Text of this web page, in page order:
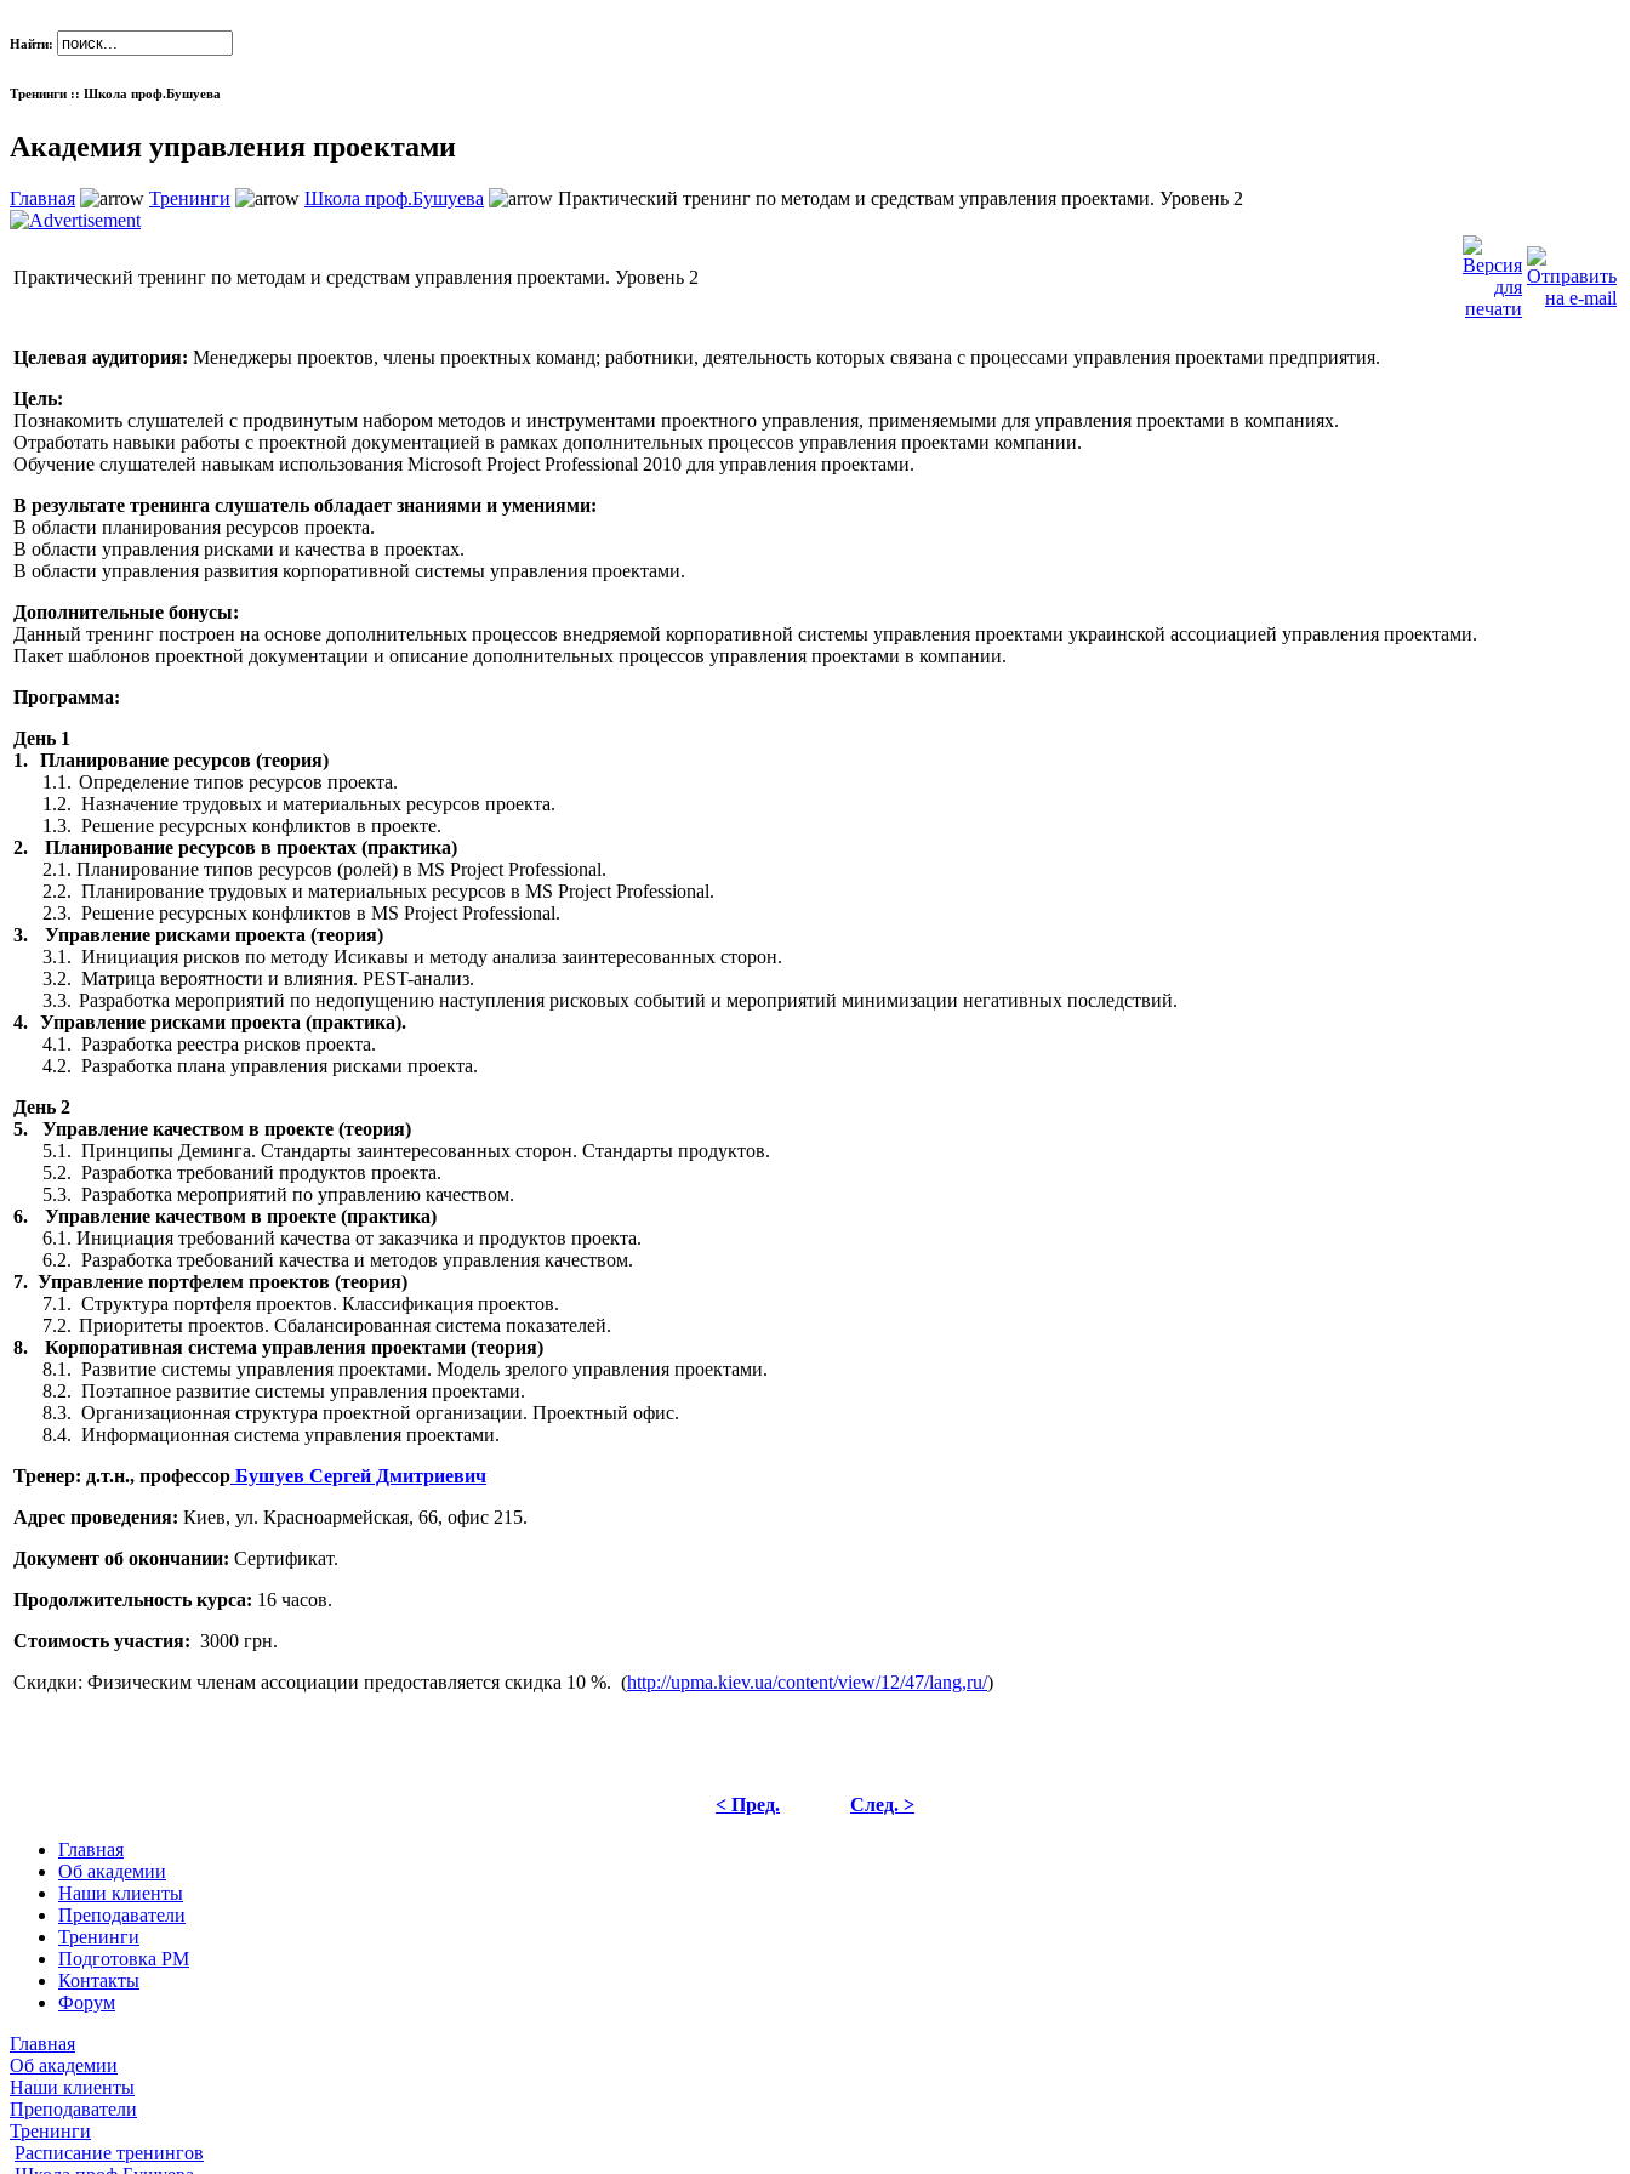
Найти:
Тренинги :: Школа проф.Бушуева
Академия управления проектами
Главная Тренинги Школа проф.Бушуева Практический тренинг по методам и средствам управления проектами. Уровень 2
Практический тренинг по методам и средствам управления проектами. Уровень 2
Целевая аудитория: Менеджеры проектов, члены проектных команд; работники, деятельность которых связана с процессами управления проектами предприятия.
Цель:
Познакомить слушателей с продвинутым набором методов и инструментами проектного управления, применяемыми для управления проектами в компаниях.
Отработать навыки работы с проектной документацией в рамках дополнительных процессов управления проектами компании.
Обучение слушателей навыкам использования Microsoft Project Professional 2010 для управления проектами.
В результате тренинга слушатель обладает знаниями и умениями:
В области планирования ресурсов проекта.
В области управления рисками и качества в проектах.
В области управления развития корпоративной системы управления проектами.
Дополнительные бонусы:
Данный тренинг построен на основе дополнительных процессов внедряемой корпоративной системы управления проектами украинской ассоциацией управления проектами.
Пакет шаблонов проектной документации и описание дополнительных процессов управления проектами в компании.
Программа:
День 1
1. Планирование ресурсов (теория)
1.1. Определение типов ресурсов проекта.
1.2. Назначение трудовых и материальных ресурсов проекта.
1.3. Решение ресурсных конфликтов в проекте.
2.
Планирование ресурсов в проектах (практика)
2.1. Планирование типов ресурсов (ролей) в MS Project Professional.
2.2. Планирование трудовых и материальных ресурсов в MS Project Professional.
2.3. Решение ресурсных конфликтов в MS Project Professional.
3.
Управление рисками проекта (теория)
3.1. Инициация рисков по методу Исикавы и методу анализа заинтересованных сторон.
3.2. Матрица вероятности и влияния. PEST-анализ.
3.3. Разработка мероприятий по недопущению наступления рисковых событий и мероприятий минимизации негативных последствий.
4. Управление рисками проекта (практика).
4.1. Разработка реестра рисков проекта.
4.2. Разработка плана управления рисками проекта.
День 2
5.
Управление качеством в проекте (теория)
5.1. Принципы Деминга. Стандарты заинтересованных сторон. Стандарты продуктов.
5.2. Разработка требований продуктов проекта.
5.3. Разработка мероприятий по управлению качеством.
6.
Управление качеством в проекте (практика)
6.1. Инициация требований качества от заказчика и продуктов проекта.
6.2. Разработка требований качества и методов управления качеством.
7. Управление портфелем проектов (теория)
7.1. Структура портфеля проектов. Классификация проектов.
7.2. Приоритеты проектов. Сбалансированная система показателей.
8.
Корпоративная система управления проектами (теория)
8.1. Развитие системы управления проектами. Модель зрелого управления проектами.
8.2. Поэтапное развитие системы управления проектами.
8.3. Организационная структура проектной организации. Проектный офис.
8.4. Информационная система управления проектами.
Тренер: д.т.н., профессор Бушуев Сергей Дмитриевич
Адрес проведения: Киев, ул. Красноармейская, 66, офис 215.
Документ об окончании: Сертификат.
Продолжительность курса: 16 часов.
Стоимость участия: 3000 грн.
Скидки: Физическим членам ассоциации предоставляется скидка 10 %. (http://upma.kiev.ua/content/view/12/47/lang,ru/)
< Пред. След. >
Главная
Об академии
Наши клиенты
Преподаватели
Тренинги
Подготовка PM
Контакты
Форум
Главная
Об академии
Наши клиенты
Преподаватели
Тренинги
Расписание тренингов